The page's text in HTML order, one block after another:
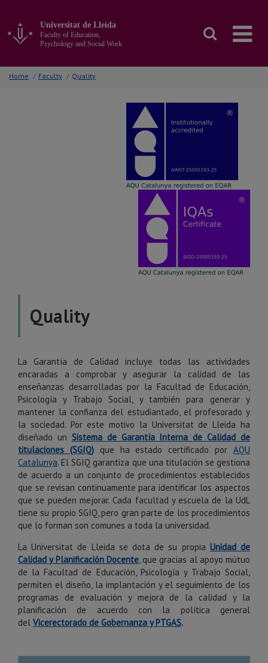
the
main
of
the
Universitat de Lleida
Faculty of Education,
Psychology and Social Work
Home / Faculty / Quality
Quality
La Garantía de Calidad incluye todas las actividades
encaradas a comprobar y asegurar la calidad de las
enseñanzas desarrolladas por la Facultad de Educación,
Psicología y Trabajo Social, y también para generar y
mantener la confianza del estudiantado, el profesorado y
la sociedad. Por este motivo la Universitat de Lleida ha
diseñado un Sistema de Garantía Interna de Calidad de
titulaciones (SGIQ)que ha estado certificado porAQU
Catalunya. El SGIQ garantiza que una titulación se gestiona
de acuerdo a un conjunto de procedimientos establecidos
que se revisan continuamente para identificar los aspectos
que se pueden mejorar. Cada facultad y escuela de la UdL
tiene su propio SGIQ, pero gran parte de los procedimientos
que lo forman son comunes a toda la universidad.
La Universitat de Lleida se dota de su propia Unidad de
Calidad y Planificación Docente, que gracias al apoyo mútuo
de la Facultad de Educación, Psicología y Trabajo Social,
permiten el diseño, la implantación y el seguimiento de los
programas de evaluación y mejora de la calidad y la
planificación de acuerdo con la política general
del Vicerectorado de Gobernanza y PTGAS.